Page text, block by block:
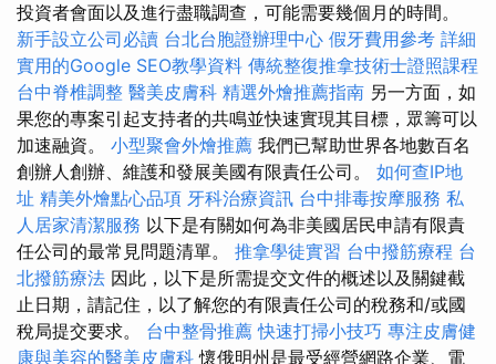
投資者會面以及進行盡職調查，可能需要幾個月的時間。
新手設立公司必讀 台北台胞證辦理中心 假牙費用參考 詳細
實用的Google SEO教學資料 傳統整復推拿技術士證照課程
台中脊椎調整 醫美皮膚科 精選外燴推薦指南 另一方面，如
果您的專案引起支持者的共鳴並快速實現其目標，眾籌可以
加速融資。 小型聚會外燴推薦 我們已幫助世界各地數百名
創辦人創辦、維護和發展美國有限責任公司。 如何查IP地
址 精美外燴點心品項 牙科治療資訊 台中排毒按摩服務 私
人居家清潔服務 以下是有關如何為非美國居民申請有限責
任公司的最常見問題清單。 推拿學徒實習 台中撥筋療程 台
北撥筋療法 因此，以下是所需提交文件的概述以及關鍵截
止日期，請記住，以了解您的有限責任公司的稅務和/或國
稅局提交要求。 台中整骨推薦快速打掃小技巧 專注皮膚健
康與美容的醫美皮膚科 懷俄明州是最受經營網路企業、電